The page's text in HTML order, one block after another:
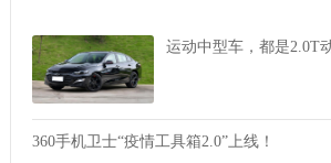
运动中型车，都是2.0T
360手机卫士“疫情工具箱2.0”上线！